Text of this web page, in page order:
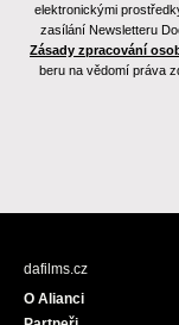
elektronickými
zasílání Newsletteru
Zásady zpracování
beru na vědomí práva
dafilms.cz
O Alianci